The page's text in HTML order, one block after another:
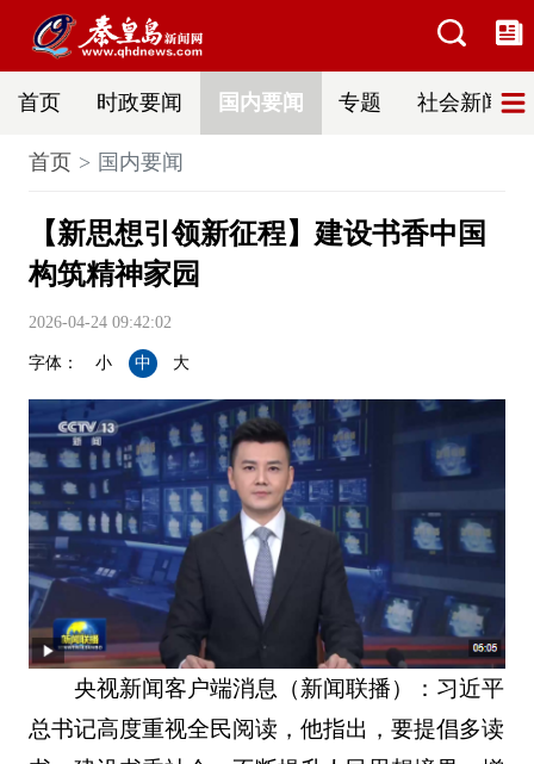
首页 时政要闻 国内要闻 专题 社会新闻
首页 国内要闻
【新思想引领新征程】建设书香中国
构筑精神家园
2026-04-24 09:42:02
字体： 小 中 大
央视新闻客户端消息（新闻联播）：习近平
总书记高度重视全民阅读，他指出，要提倡多读